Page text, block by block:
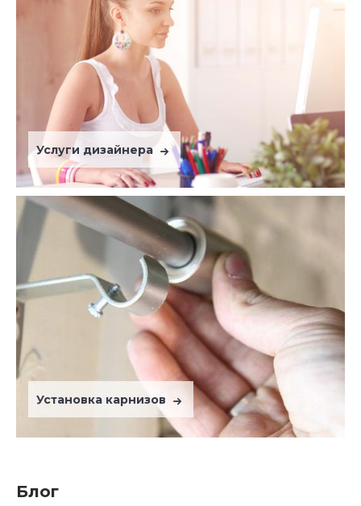
Услуги дизайнера
Установка карнизов
Блог